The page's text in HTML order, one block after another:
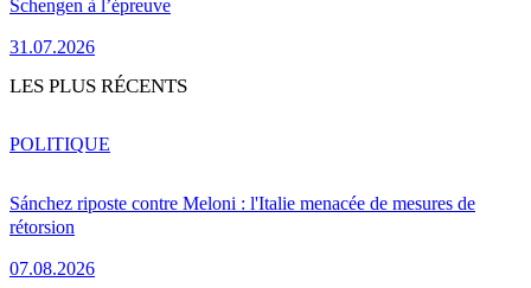
Schengen à l’épreuve
31.07.2026
LES PLUS RÉCENTS
Sánchez riposte contre Meloni : l'Italie menacée de mesures de
rétorsion
07.08.2026
POLITIQUE